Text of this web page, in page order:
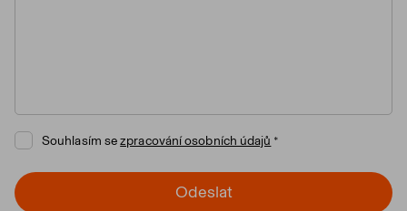
Souhlasím sezpracování osobních údajů
Odeslat